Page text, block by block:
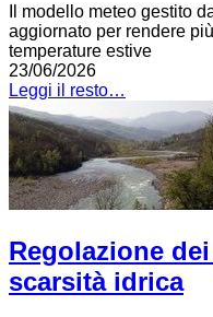
Il modello meteo gestito
aggiornato per rendere
temperature estive
23/06/2026
Leggi il resto…
Regolazione
scarsità idrica